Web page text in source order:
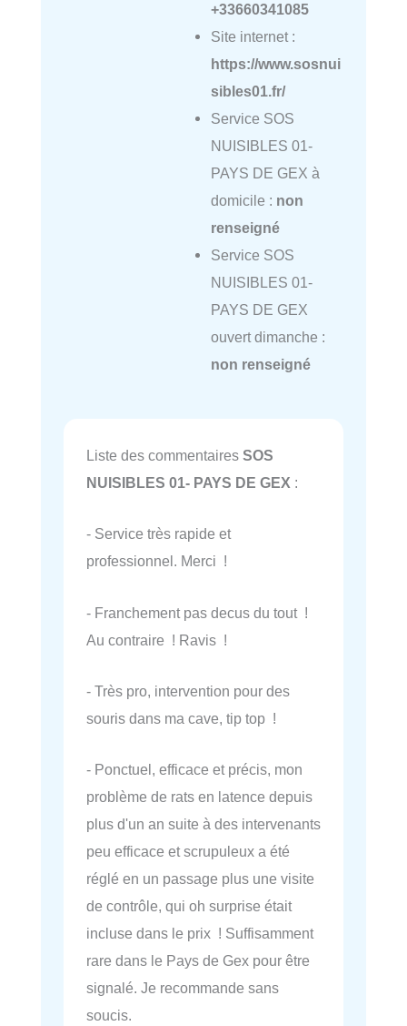
+33660341085
Site internet :
https://www.sosnui
sibles01.fr/
Service SOS
NUISIBLES 01-
PAYS DE GEX à
domicile : non
renseigné
Service SOS
NUISIBLES 01-
PAYS DE GEX
ouvert dimanche :
non renseigné
Liste des commentaires SOS
NUISIBLES 01- PAYS DE GEX :
- Service très rapide et
professionnel. Merci !
- Franchement pas decus du tout !
Au contraire ! Ravis !
- Très pro, intervention pour des
souris dans ma cave, tip top !
- Ponctuel, efficace et précis, mon
problème de rats en latence depuis
plus d'un an suite à des intervenants
peu efficace et scrupuleux a été
réglé en un passage plus une visite
de contrôle, qui oh surprise était
incluse dans le prix ! Suffisamment
rare dans le Pays de Gex pour être
signalé. Je recommande sans
soucis.